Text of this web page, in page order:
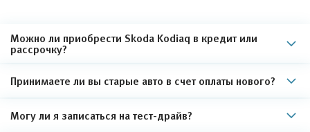
Можно ли приобрести Skoda Kodiaq в кредит или
рассрочку?
Принимаете ли вы старые авто в счет оплаты нового?
Могу ли я записаться на тест-драйв?